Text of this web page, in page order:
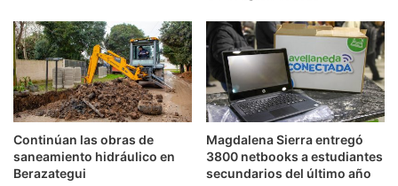
Continúan las obras de
saneamiento hidráulico en
Berazategui
Magdalena Sierra entregó
3800 netbooks a estudiantes
secundarios del último año